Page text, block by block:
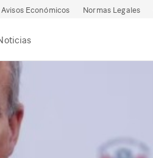
Avisos Económicos Normas Legales